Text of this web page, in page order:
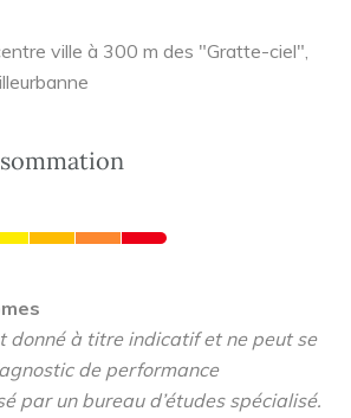
ville à 300 m des "Gratte-ciel",
donné à titre indicatif et ne peut se
de performance
par un bureau d’études spécialisé.